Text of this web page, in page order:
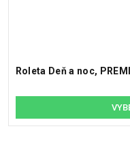
Roleta Deň a noc,